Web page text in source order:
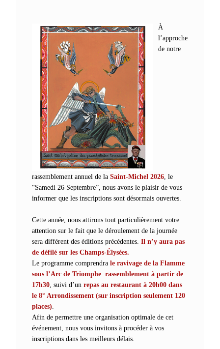
À
l’approche
de notre
rassemblement annuel de la Saint-Michel 2026, le
“Samedi 26 Septembre”, nous avons le plaisir de vous
informer que les inscriptions sont désormais ouvertes.
Cette année, nous attirons tout particulièrement votre
attention sur le fait que le déroulement de la journée
sera différent des éditions précédentes. Il n’y aura pas
de défilé sur les Champs-Élysées.
Le programme comprendra le ravivage de la Flamme
sous l’Arc de Triomphe rassemblement à partir de
17h30, suivi d’un repas au restaurant à 20h00 dans
le 8° Arrondissement (sur inscription seulement 120
places)
Afin de permettre une organisation optimale de cet
événement, nous vous invitons à procéder à vos
inscriptions dans les meilleurs délais.